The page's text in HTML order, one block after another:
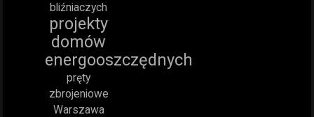
bliźniaczych
projekty
domów
energooszczędnych
pręty
zbrojeniowe
Warszawa